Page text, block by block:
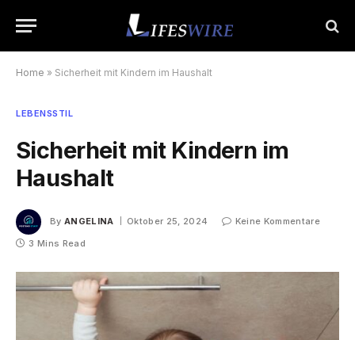
Home » Sicherheit mit Kindern im Haushalt
LEBENSSTIL
Sicherheit mit Kindern im
Haushalt
By ANGELINA Oktober 25, 2024
Keine Kommentare
3 Mins Read